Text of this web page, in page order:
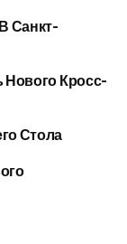
Санкт-
Нового Кросс-
Стола